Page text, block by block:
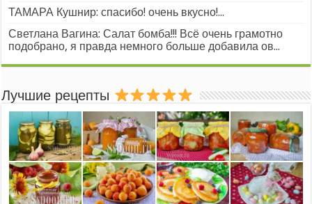
ТАМАРА Кушнир: спасибо! очень вкусно!...
Светлана Вагина: Салат бомба!!! Всё очень грамотно
подобрано, я правда немного больше добавила ов...
Лучшие рецепты